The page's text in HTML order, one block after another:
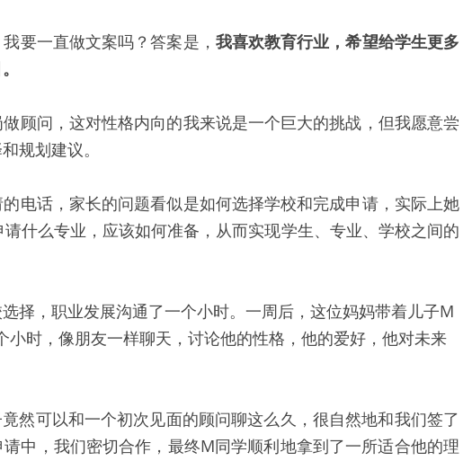
要一直做文案吗？答案是， 我喜欢教育行业，希望给学生更多
顾问，这对性格内向的我来说是一个巨大的挑战，但我愿意尝
规划建议。
电话，家长的问题看似是如何选择学校和完成申请，实际上她
什么专业，应该如何准备，从而实现学生、专业、学校之间的
择，职业发展沟通了一个小时。一周后，这位妈妈带着儿子M
时，像朋友一样聊天，讨论他的性格，他的爱好，他对未来
然可以和一个初次见面的顾问聊这么久，很自然地和我们签了
中，我们密切合作，最终M同学顺利地拿到了一所适合他的理